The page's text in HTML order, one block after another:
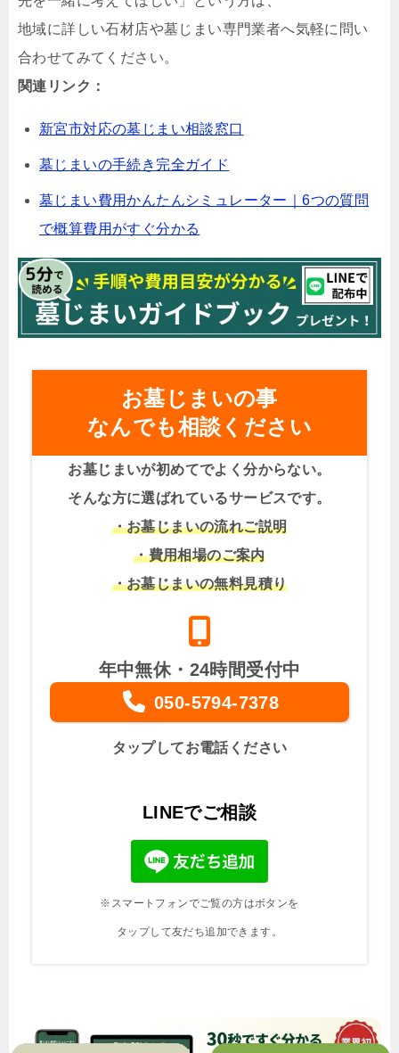
地域に詳しい石材店や墓じまい専門業者へ気軽に問い
合わせてみてください。
関連リンク：
新宮市対応の墓じまい相談窓口
墓じまいの手続き完全ガイド
墓じまい費用かんたんシミュレーター｜6つの質問
で概算費用がすぐ分かる
お墓じまいの事
なんでも相談ください
お墓じまいが初めてでよく分からない。
そんな方に選ばれているサービスです。
・お墓じまいの流れご説明
・費用相場のご案内
・お墓じまいの無料見積り
年中無休・24時間受付中
050-5794-7378
タップしてお電話ください
LINEでご相談
※スマートフォンでご覧の方はボタンを
タップして友だち追加できます。